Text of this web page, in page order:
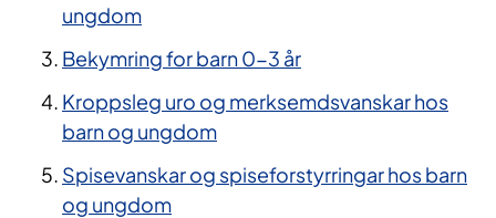
ungdom
Bekymring for barn 0-3 år
Kroppsleg uro og merksemdsvanskar hos
barn og ungdom
Spisevanskar og spiseforstyrringar hos barn
og ungdom